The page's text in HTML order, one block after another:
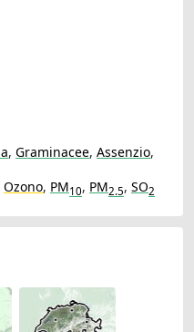
, Graminacee, Assenzio,
Ozono, PM10, PM2.5, SO2